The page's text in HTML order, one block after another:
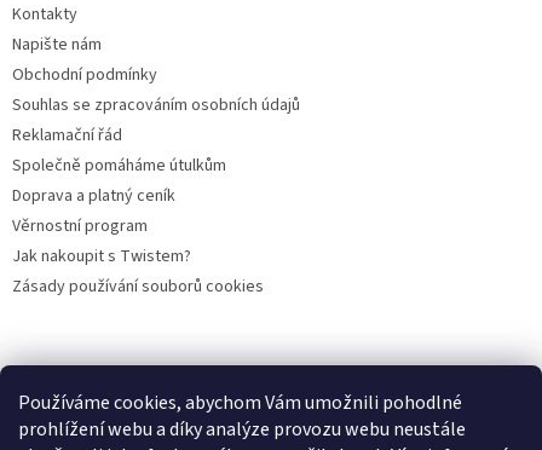
Používáme cookies, abychom Vám umožnili pohodlné
prohlížení webu a díky analýze provozu webu neustále
Kontakty
Napište nám
Obchodní podmínky
Souhlas se zpracováním osobních údajů
Reklamační řád
Společně pomáháme útulkům
Doprava a platný ceník
Věrnostní program
Jak nakoupit s Twistem?
Zásady používání souborů cookies